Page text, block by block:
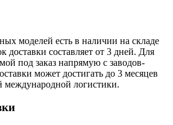
моделей есть в наличии на складе
доставки составляет от 3 дней. Для
под заказ напрямую с заводов-
может достигать до 3 месяцев
международной логистики.